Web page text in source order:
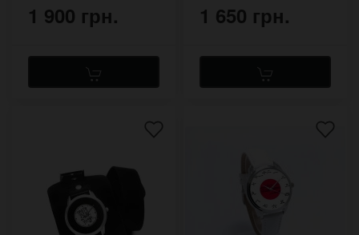
1 900 грн. 1 650 грн.